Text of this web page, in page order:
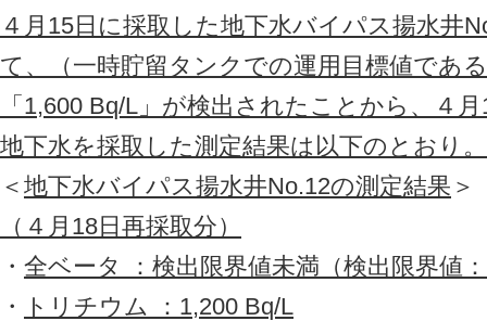
４月15日に採取した地下水バイパス揚水井
て、（一時貯留タンクでの運用目標値であ
「1,600 Bq/L」が検出されたことから、４
地下水を採取した測定結果は以下のとおり。
＜ 地下水バイパス揚水井No.12の測定結果 ＞
（４月18日再採取分）
・ 全ベータ ：検出限界値未満（検出限界値
・
トリチウム ：1,200 Bq/L